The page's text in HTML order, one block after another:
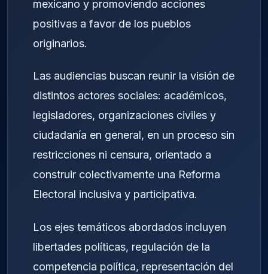
mexicano y promoviendo acciones
positivas a favor de los pueblos
originarios.
Las audiencias buscan reunir la visión de
distintos actores sociales: académicos,
legisladores, organizaciones civiles y
ciudadanía en general, en un proceso sin
restricciones ni censura, orientado a
construir colectivamente una Reforma
Electoral inclusiva y participativa.
Los ejes temáticos abordados incluyen
libertades políticas, regulación de la
competencia política, representación del